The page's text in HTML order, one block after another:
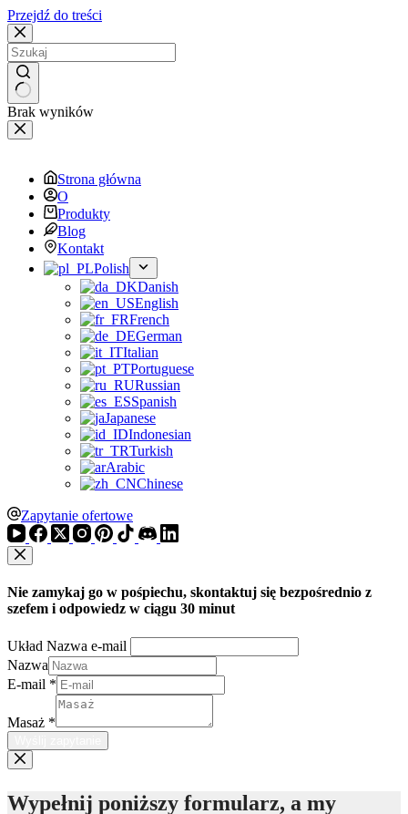
Przejdź do treści
Brak wyników
Strona główna
O
Produkty
Blog
Kontakt
Polish
Danish
English
French
German
Italian
Portuguese
Russian
Spanish
Japanese
Indonesian
Turkish
Arabic
Chinese
Zapytanie ofertowe
Nie zamykaj go w pośpiechu, skontaktuj się bezpośrednio z
szefem i odpowiedz w ciągu 30 minut
Układ Nazwa e-mail
Nazwa
E-mail *
Masaż *
Wypełnij poniższy formularz, a my